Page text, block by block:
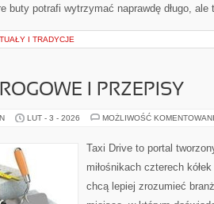
buty potrafi wytrzymać naprawdę długo,
I TRADYCJE
I PRZEPISY
LUT - 3 - 2026 MOŻLIWOŚĆ
Taxi Drive to portal
miłośnikach czterech
chcą lepiej zrozumieć